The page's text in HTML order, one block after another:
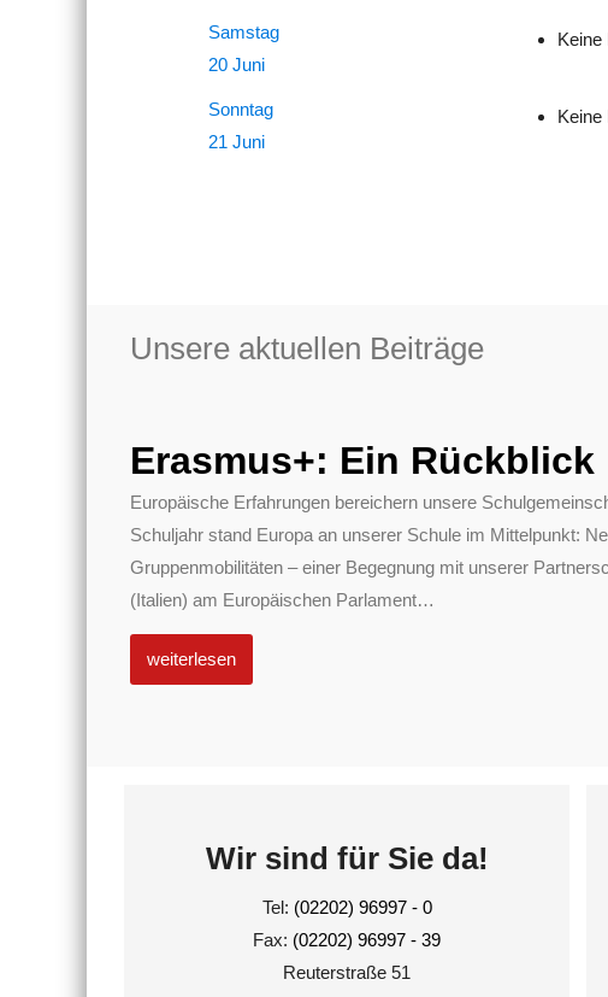
Samstag
20 Juni
Keine
Sonntag
21 Juni
Keine
Unsere aktuellen Beiträge
Erasmus+: Ein Rückblick
Europäische Erfahrungen bereichern unsere
Schuljahr stand Europa an unserer Schule im Mittelpunkt:
Gruppenmobilitäten – einer Begegnung mit unserer
(Italien) am Europäischen Parlament…
weiterlesen
Wir sind für Sie da!
Tel: (02202) 96997 - 0
Fax: (02202) 96997 - 39
Reuterstraße 51